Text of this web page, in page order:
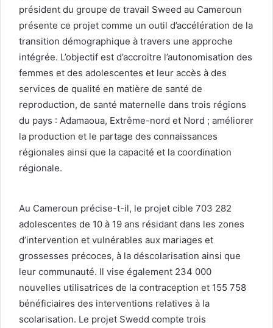
président du groupe de travail Sweed au Cameroun
présente ce projet comme un outil d’accélération de la
transition démographique à travers une approche
intégrée. L’objectif est d’accroitre l’autonomisation des
femmes et des adolescentes et leur accès à des
services de qualité en matière de santé de
reproduction, de santé maternelle dans trois régions
du pays : Adamaoua, Extrême-nord et Nord ; améliorer
la production et le partage des connaissances
régionales ainsi que la capacité et la coordination
régionale.
Au Cameroun précise-t-il, le projet cible 703 282
adolescentes de 10 à 19 ans résidant dans les zones
d’intervention et vulnérables aux mariages et
grossesses précoces, à la déscolarisation ainsi que
leur communauté. Il vise également 234 000
nouvelles utilisatrices de la contraception et 155 758
bénéficiaires des interventions relatives à la
scolarisation. Le projet Swedd compte trois